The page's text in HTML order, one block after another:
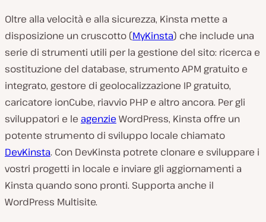
Oltre alla velocità e alla sicurezza, Kinsta mette a
disposizione un cruscotto (MyKinsta) che include una
serie di strumenti utili per la gestione del sito: ricerca e
sostituzione del database, strumento APM gratuito e
integrato, gestore di geolocalizzazione IP gratuito,
caricatore ionCube, riavvio PHP e altro ancora. Per gli
sviluppatori e le agenzie WordPress, Kinsta offre un
potente strumento di sviluppo locale chiamato
DevKinsta. Con DevKinsta potrete clonare e sviluppare i
vostri progetti in locale e inviare gli aggiornamenti a
Kinsta quando sono pronti. Supporta anche il
WordPress Multisite.